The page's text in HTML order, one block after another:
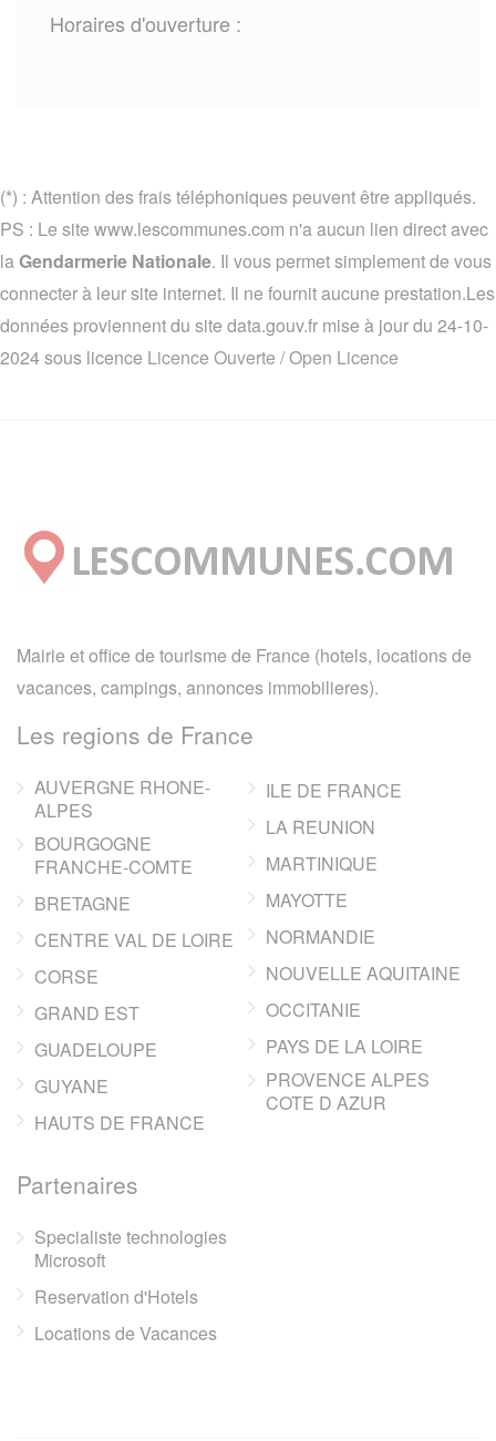
Horaires d'ouverture :
(*) : Attention des frais téléphoniques peuvent être appliqués.
PS : Le site www.lescommunes.com n'a aucun lien direct avec
laGendarmerie Nationale. Il vous permet simplement de vous
connecter à leur site internet. Il ne fournit aucune prestation.Les
données proviennent du site data.gouv.fr mise à jour du 24-10-
2024 sous licence Licence Ouverte / Open Licence
Mairie et office de tourisme de France (hotels, locations de
vacances, campings, annonces immobilieres).
Les regions de France
AUVERGNE RHONE-
ALPES
BOURGOGNE
FRANCHE-COMTE
BRETAGNE
CENTRE VAL DE LOIRE
CORSE
GRAND EST
GUADELOUPE
GUYANE
HAUTS DE FRANCE
ILE DE FRANCE
LA REUNION
MARTINIQUE
MAYOTTE
NORMANDIE
NOUVELLE AQUITAINE
OCCITANIE
PAYS DE LA LOIRE
PROVENCE ALPES
COTE D AZUR
Partenaires
Specialiste technologies
Microsoft
Reservation d'Hotels
Locations de Vacances